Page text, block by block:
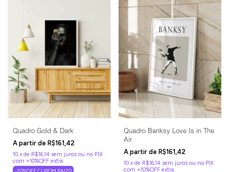
Quadro Gold & Dark
R$161,42
10 x de R$16,14 sem juros
Quadro Banksy Love Is in The
Air
R$161,42
10 x de R$16,14 sem juros